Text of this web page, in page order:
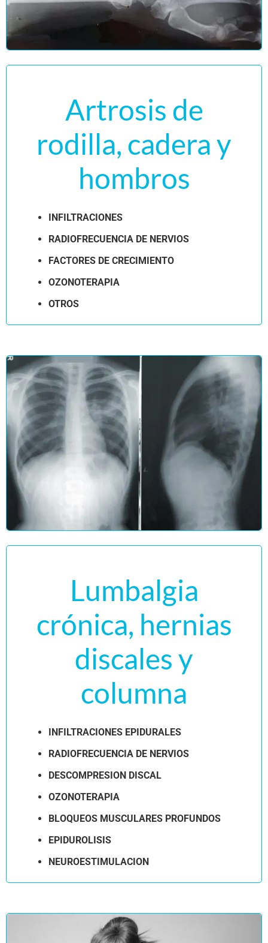
Artrosis de
rodilla, cadera y
hombros
INFILTRACIONES
RADIOFRECUENCIA DE NERVIOS
FACTORES DE CRECIMIENTO
OZONOTERAPIA
OTROS
Lumbalgia
crónica, hernias
discales y
columna
INFILTRACIONES EPIDURALES
RADIOFRECUENCIA DE NERVIOS
DESCOMPRESION DISCAL
OZONOTERAPIA
BLOQUEOS MUSCULARES PROFUNDOS
EPIDUROLISIS
NEUROESTIMULACION